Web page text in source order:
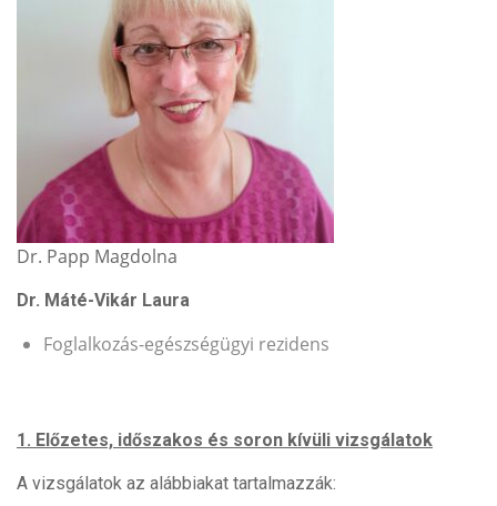
Dr. Papp Magdolna
Dr. Máté-Vikár Laura
Foglalkozás-egészségügyi rezidens
1. Előzetes, időszakos és soron kívüli vizsgálatok
A vizsgálatok az alábbiakat tartalmazzák: